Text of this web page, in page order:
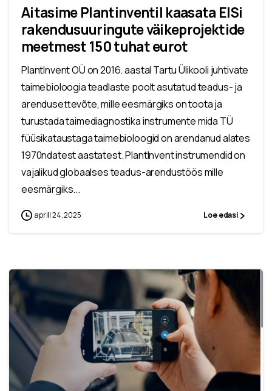
Aitasime Plantinventil kaasata EISi
rakendusuuringute väikeprojektide
meetmest 150 tuhat eurot
PlantInvent OÜ on 2016. aastal Tartu Ülikooli juhtivate
taimebioloogia teadlaste poolt asutatud teadus- ja
arendusettevõte, mille eesmärgiks on toota ja
turustada taimediagnostika instrumente mida TÜ
füüsikataustaga taimebioloogid on arendanud alates
1970ndatest aastatest. PlantInvent instrumendid on
vajalikud globaalses teadus-arendustöös mille
eesmärgiks...
aprill 24, 2025 Loe edasi